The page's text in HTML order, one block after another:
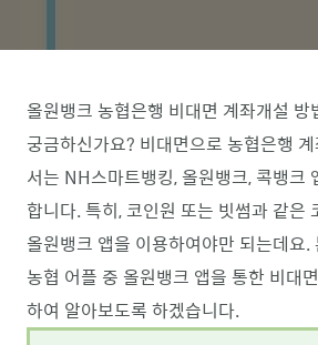
올원뱅크 농협은행 비대면 계좌개설 방
궁금하신가요? 비대면으로 농협은행
서는 NH스마트뱅킹, 올원뱅크, 콕뱅크
합니다. 특히, 코인원 또는 빗썸과 같은
올원뱅크 앱을 이용하여야만 되는데요
농협 어플 중 올원뱅크 앱을 통한 비대
하여 알아보도록 하겠습니다.